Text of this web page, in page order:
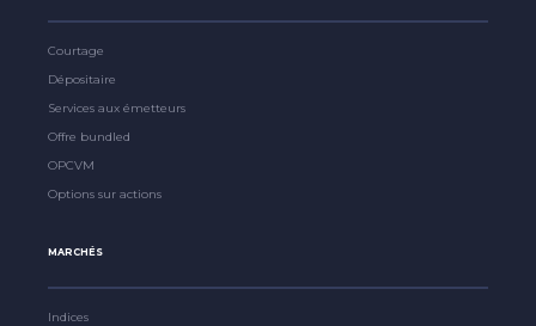
Courtage
Dépositaire
Services aux émetteurs
Offre bundled
OPCVM
Options sur actions
MARCHÉS
Indices